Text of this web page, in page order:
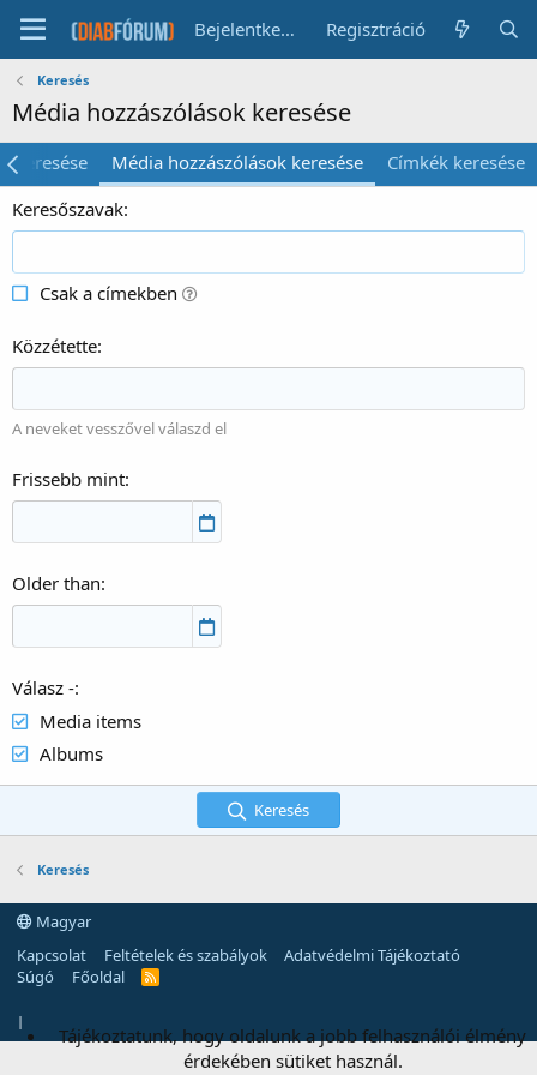
Bejelentkezés Regisztráció
Keresés
Média hozzászólások keresése
keresése Média hozzászólások keresése
Címkék keresése
Keresőszavak
Csak a címekben
Közzétette
A neveket vesszővel válaszd el
Frissebb mint
Older than
Válasz -
Media items
Albums
Keresés
Keresés
Magyar
Kapcsolat
Feltételek és szabályok
Adatvédelmi Tájékoztató
Súgó
Főoldal
R
|
Tájékoztatunk, hogy oldalunk a jobb felhasználói élmény
érdekében sütiket használ.